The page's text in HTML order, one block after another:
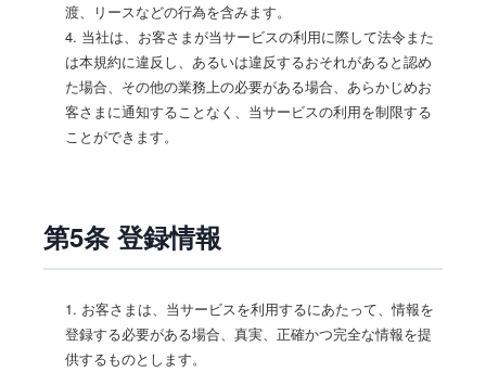
渡、リースなどの行為を含みます。
4. 当社は、お客さまが当サービスの利用に際して法令また
は本規約に違反し、あるいは違反するおそれがあると認め
た場合、その他の業務上の必要がある場合、あらかじめお
客さまに通知することなく、当サービスの利用を制限する
ことができます。
第5条 登録情報
1. お客さまは、当サービスを利用するにあたって、情報を
登録する必要がある場合、真実、正確かつ完全な情報を提
供するものとします。